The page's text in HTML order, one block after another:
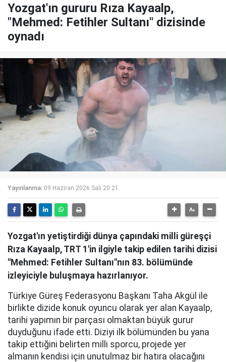
Yozgat'ın gururu Rıza Kayaalp,
"Mehmed: Fetihler Sultanı" dizisinde
oynadı
Yayınlanma: 09 Haziran 2026 Salı 20:21
Yozgat'ın yetiştirdiği dünya çapındaki milli güreşçi
Rıza Kayaalp, TRT 1'in ilgiyle takip edilen tarihi dizisi
"Mehmed: Fetihler Sultanı"nın 83. bölümünde
izleyiciyle buluşmaya hazırlanıyor.
Türkiye Güreş Federasyonu Başkanı Taha Akgül ile
birlikte dizide konuk oyuncu olarak yer alan Kayaalp,
tarihi yapımın bir parçası olmaktan büyük gurur
duyduğunu ifade etti. Diziyi ilk bölümünden bu yana
takip ettiğini belirten milli sporcu, projede yer
almanın kendisi için unutulmaz bir hatıra olacağını